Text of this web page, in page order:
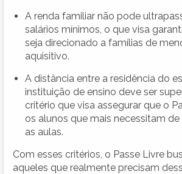
A renda familiar não pode
salários mínimos, o que visa
seja direcionado a famílias de
aquisitivo.
A distância entre a residência do
instituição de ensino deve ser
critério que visa assegurar que o
os alunos que mais necessitam
as aulas.
Com esses critérios, o Passe Livre
aqueles que realmente precisam